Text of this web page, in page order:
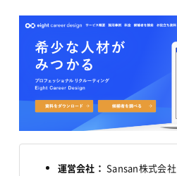
運営会社： Sansan株式会社